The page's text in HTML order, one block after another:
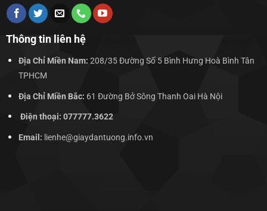
Thông tin liên hệ
Địa Chỉ Miền Nam: 208/35 Đường Số 5 Bình Hưng Hoà Bình Tân
TPHCM
Địa Chỉ Miền Bắc: 61 Đường Bở Sông Thanh Oai Hà Nội
Điện thoại: 077777.3622
Email: lienhe@giaydantuong.info.vn